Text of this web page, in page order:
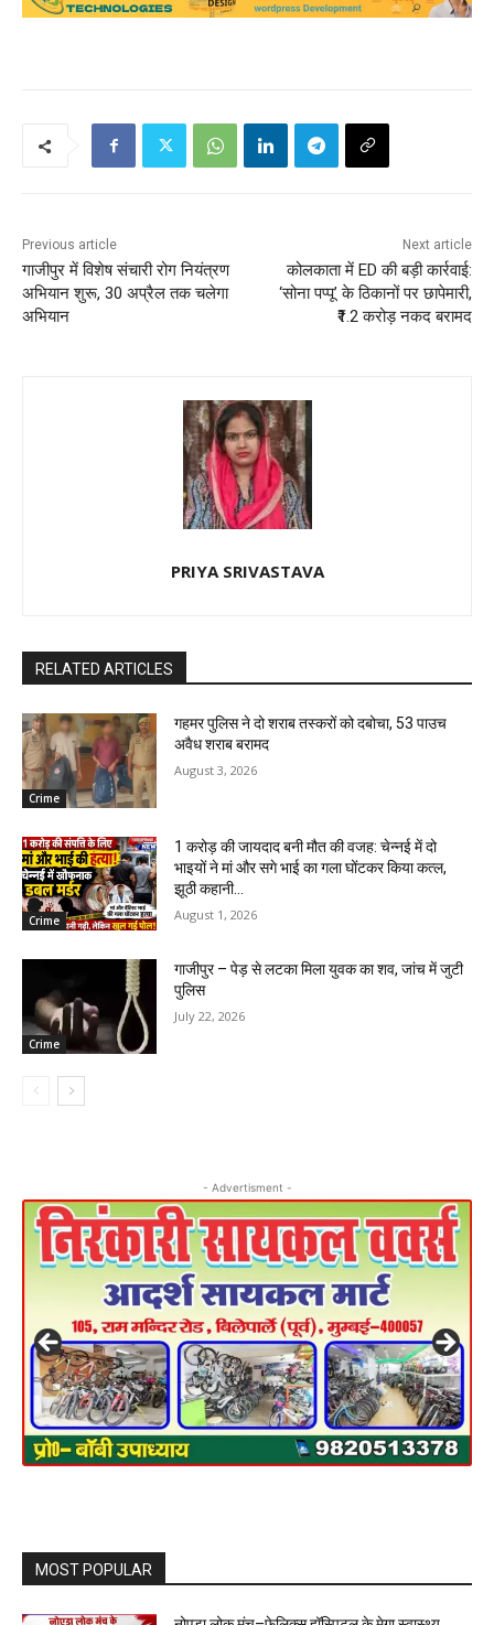
Previous article
गाजीपुर में विशेष संचारी रोग नियंत्रण
अभियान शुरू, 30 अप्रैल तक चलेगा
अभियान
Next article
कोलकाता में ED की बड़ी कार्रवाई:
‘सोना पप्पू’ के ठिकानों पर छापेमारी,
₹1.2 करोड़ नकद बरामद
PRIYA SRIVASTAVA
RELATED ARTICLES
Crime
गहमर पुलिस ने दो शराब तस्करों को दबोचा, 53 पाउच
अवैध शराब बरामद
August 3, 2026
Crime
1 करोड़ की जायदाद बनी मौत की वजह: चेन्नई में दो
भाइयों ने मां और सगे भाई का गला घोंटकर किया कत्ल,
झूठी कहानी...
August 1, 2026
Crime
गाजीपुर – पेड़ से लटका मिला युवक का शव, जांच में जुटी
पुलिस
July 22, 2026
- Advertisment -
MOST POPULAR